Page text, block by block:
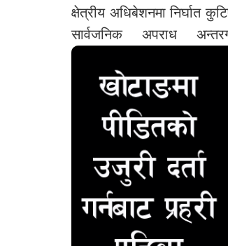
क्षेत्रीय अधिबेशनमा निर्घात
सार्वजनिक अपराध